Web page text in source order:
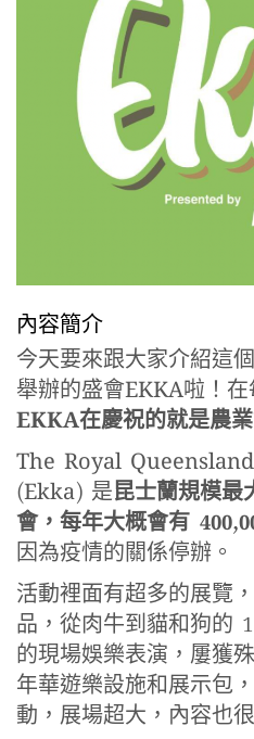
內容簡介
今天要來跟大家介紹這
舉辦的盛會EKKA啦！在
EKKA在慶祝的就是農
The Royal
(Ekka) 是昆士蘭規模最
會，每年大概會有
因為疫情的關係停辦。
活動裡面有超多的展覽
品，從肉牛到貓和狗的
的現場娛樂表演，屢獲
年華遊樂設施和展示包
動，展場超大，內容也